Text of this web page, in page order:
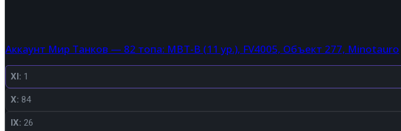
Аккаунт Мир Танков — 82 топа: MBT-B (11 ур.), FV4005, Объект 277, Minotauro
XI: 1
X: 84
IX: 26